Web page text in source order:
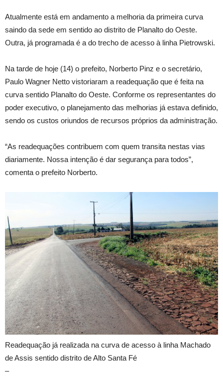
Atualmente está em andamento a melhoria da primeira curva
saindo da sede em sentido ao distrito de Planalto do Oeste.
Outra, já programada é a do trecho de acesso à linha Pietrowski.
Na tarde de hoje (14) o prefeito, Norberto Pinz e o secretário,
Paulo Wagner Netto vistoriaram a readequação que é feita na
curva sentido Planalto do Oeste. Conforme os representantes do
poder executivo, o planejamento das melhorias já estava definido,
sendo os custos oriundos de recursos próprios da administração.
“As readequações contribuem com quem transita nestas vias
diariamente. Nossa intenção é dar segurança para todos”,
comenta o prefeito Norberto.
Readequação já realizada na curva de acesso à linha Machado
de Assis sentido distrito de Alto Santa Fé
–